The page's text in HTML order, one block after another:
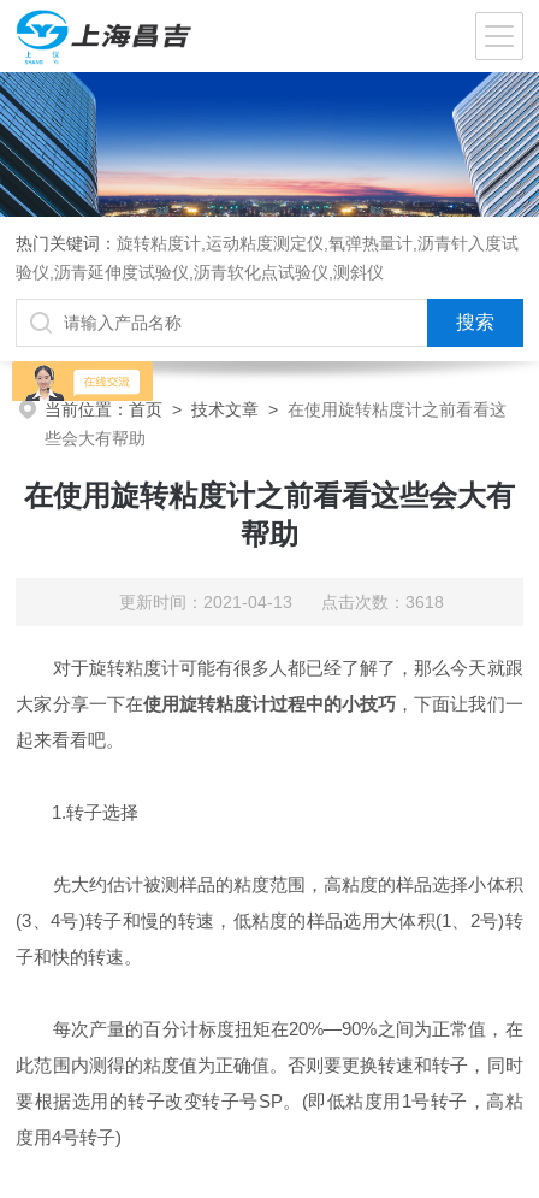
热门关键词：旋转粘度计,运动粘度测定仪,氧弹热量计,沥青针入度试
验仪,沥青延伸度试验仪,沥青软化点试验仪,测斜仪
当前位置：首页 >技术文章 >在使用旋转粘度计之前看看这
些会大有帮助
在使用旋转粘度计之前看看这些会大有
帮助
更新时间：2021-04-13 点击次数：3618
对于旋转粘度计可能有很多人都已经了解了，那么今天就跟
大家分享一下在使用旋转粘度计过程中的小技巧 ，下面让我们一
起来看看吧。
1.转子选择
先大约估计被测样品的粘度范围，高粘度的样品选择小体积
(3、4号)转子和慢的转速，低粘度的样品选用大体积(1、2号)转
子和快的转速。
每次产量的百分计标度扭矩在20%—90%之间为正常值，在
此范围内测得的粘度值为正确值。否则要更换转速和转子，同时
要根据选用的转子改变转子号SP。(即低粘度用1号转子，高粘
度用4号转子)